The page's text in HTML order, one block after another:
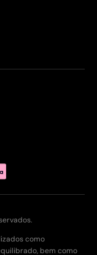
como
bem como